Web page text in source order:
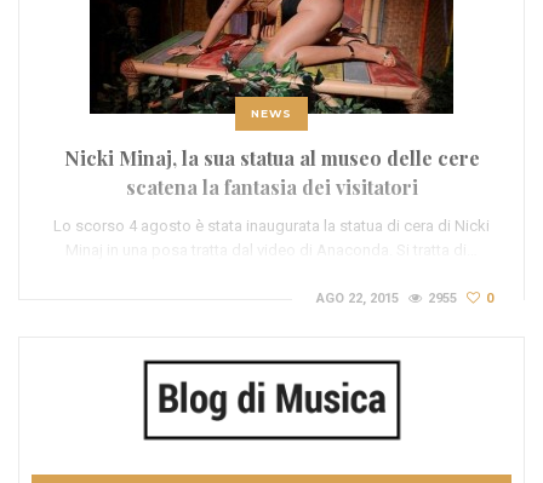
NEWS
Nicki Minaj, la sua statua al museo delle cere
scatena la fantasia dei visitatori
Lo scorso 4 agosto è stata inaugurata la statua di cera di Nicki
Minaj in una posa tratta dal video di Anaconda. Si tratta di…
AGO 22, 2015 2955 0